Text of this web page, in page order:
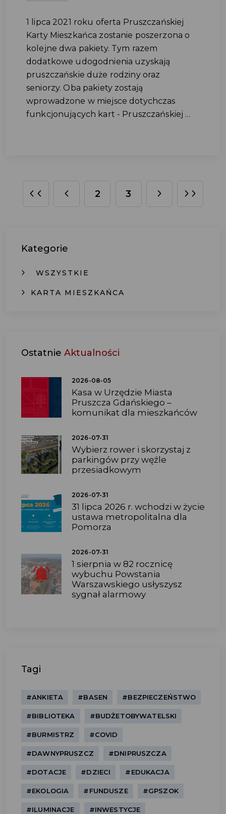
1 lipca 2021 roku oferta Pruszczańskiej
Karty Mieszkańca zostanie poszerzona o
kolejne dwa pakiety. Tym razem
dodatkowe udogodnienia uzyskają
pruszczańskie duże rodziny oraz
seniorzy. Oba pakiety zostają
wprowadzone w miejsce dotychczas
funkcjonujących kart - Pruszczańskiej ...
2 3
Kategorie
WSZYSTKIE
KARTA MIESZKAŃCA
Ostatnie Aktualności
2026-08-05
Kasa w Urzędzie Miasta
Pruszcza Gdańskiego –
komunikat dla mieszkańców
2026-07-31
Wybierz rower i skorzystaj z
parkingów przy węźle
przesiadkowym
2026-07-31
31 lipca 2026 r. wchodzi w życie
ustawa metropolitalna dla
Pomorza
2026-07-31
1 sierpnia w 82 rocznicę
wybuchu Powstania
Warszawskiego usłyszysz
sygnał alarmowy
Tagi
#ANKIETA #BASEN #BEZPIECZEŃSTWO
#BIBLIOTEKA #BUDŻETOBYWATELSKI
#BURMISTRZ #COVID
#DAWNYPRUSZCZ #DNIPRUSZCZA
#DOTACJE #DZIECI #EDUKACJA
#EKOLOGIA #FUNDUSZE #GPSZOK
#ILUMINACJE #INWESTYCJE